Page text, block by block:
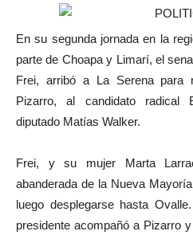
En su segunda jornada en la
parte de Choapa y Limarí, el
Frei, arribó a La Serena para
Pizarro, al candidato radical
diputado Matías Walker.
Frei, y su mujer Marta
abanderada de la Nueva
luego desplegarse hasta
presidente acompañó a Pizarro